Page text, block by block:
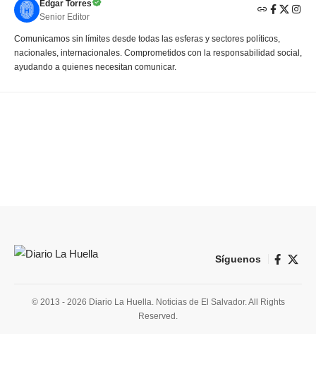
Edgar Torres
Senior Editor
Comunicamos sin límites desde todas las esferas y sectores políticos,
nacionales, internacionales. Comprometidos con la responsabilidad social,
ayudando a quienes necesitan comunicar.
Síguenos
© 2013 - 2026 Diario La Huella. Noticias de El Salvador. All Rights
Reserved.